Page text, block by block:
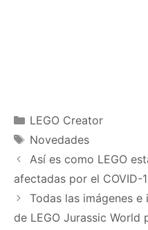
Categories
LEGO Creator
Tags
Novedades
Así es como LEGO
afectadas por el COVID-
Todas las imágenes
de LEGO Jurassic World